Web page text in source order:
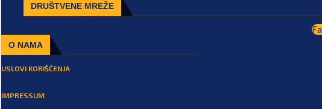
DRUŠTVENE MREŽE
O NAMA
USLOVI KORIŠĆENJA
IMPRESSUM